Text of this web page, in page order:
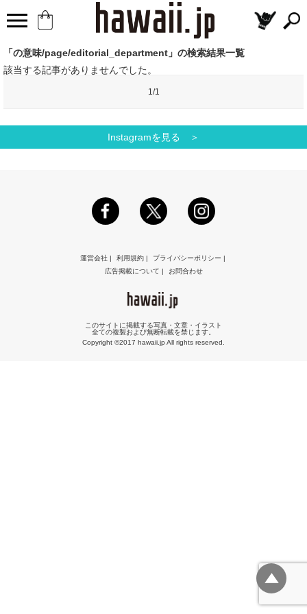
「の意味/page/editorial_department」の検索結果一覧
該当する記事がありませんでした。
1/1
Instagramを見る ＞
運営会社| 利用規約| プライバシーポリシー |
広告掲載について | お問合わせ
このサイトに掲載する写真・文章・イラスト
全ての複製および無断転載を禁じます。
Copyright ©2017 hawaii.jp All rights reserved.